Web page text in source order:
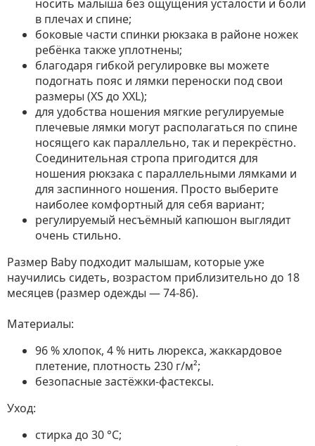
носить малыша без ощущения усталости и боли
в плечах и спине;
боковые части спинки рюкзака в районе ножек
ребёнка также уплотнены;
благодаря гибкой регулировке вы можете
подогнать пояс и лямки переноски под свои
размеры (XS до XXL);
для удобства ношения мягкие регулируемые
плечевые лямки могут располагаться по спине
носящего как параллельно, так и перекрёстно.
Соединительная стропа пригодится для
ношения рюкзака с параллельными лямками и
для заспинного ношения. Просто выберите
наиболее комфортный для себя вариант;
регулируемый несъёмный капюшон выглядит
очень стильно.
Размер Baby подходит малышам, которые уже
научились сидеть, возрастом приблизительно до 18
месяцев (размер одежды — 74-86).
Материалы:
96 % хлопок, 4 % нить люрекса, жаккардовое
плетение, плотность 230 г/м²;
безопасные застёжки-фастексы.
Уход:
стирка до 30 °C;